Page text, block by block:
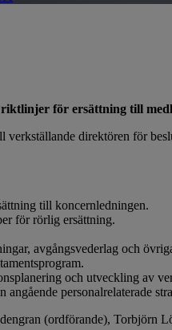
för ersättning till
direktören för
till koncernledningen.
för rörlig ersättning.
avgångsvederlag och
och utveckling av
personalrelaterade
(ordförande),